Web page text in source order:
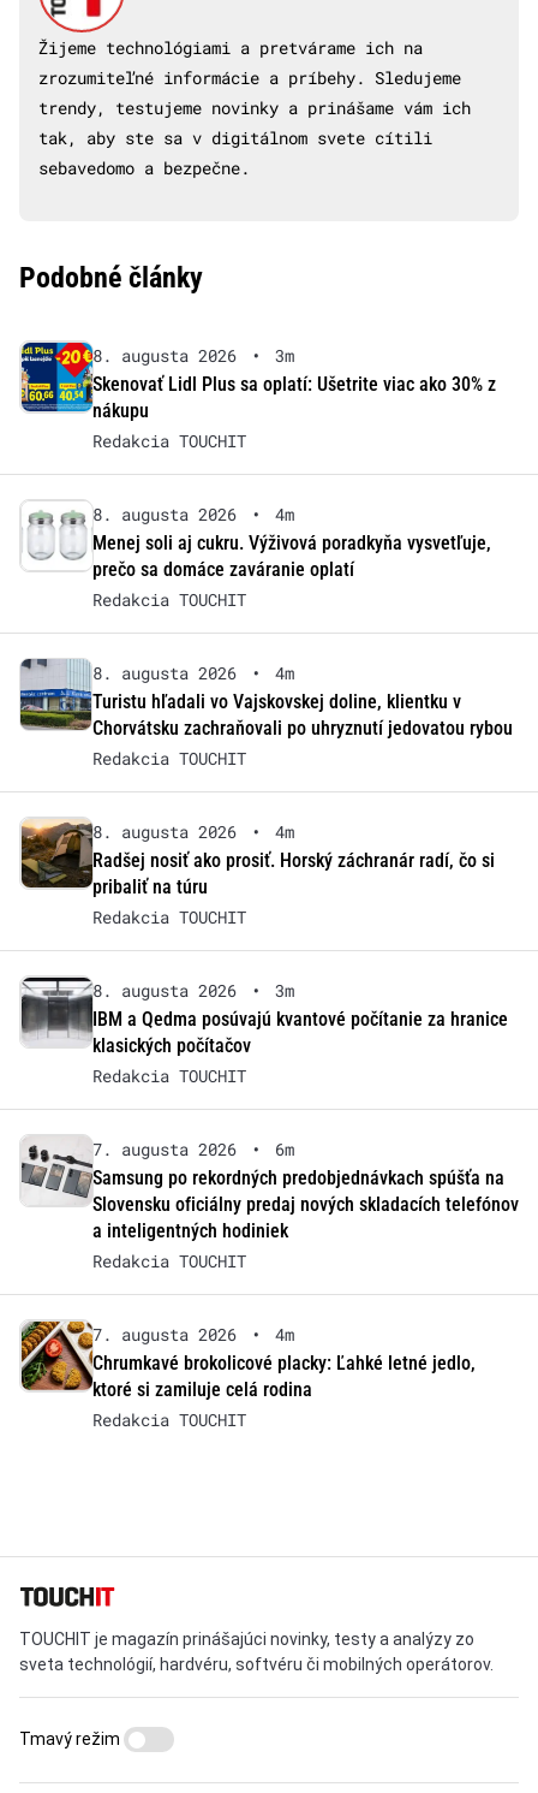
Žijeme technológiami a pretvárame ich na
zrozumiteľné informácie a príbehy. Sledujeme
trendy, testujeme novinky a prinášame vám ich
tak, aby ste sa v digitálnom svete cítili
sebavedomo a bezpečne.
Podobné články
8. augusta 2026 •
3m
Skenovať Lidl Plus sa oplatí: Ušetrite viac ako 30% z
nákupu
Redakcia TOUCHIT
8. augusta 2026 •
4m
Menej soli aj cukru. Výživová poradkyňa vysvetľuje,
prečo sa domáce zaváranie oplatí
Redakcia TOUCHIT
8. augusta 2026 •
4m
Turistu hľadali vo Vajskovskej doline, klientku v
Chorvátsku zachraňovali po uhryznutí jedovatou rybou
Redakcia TOUCHIT
8. augusta 2026 •
4m
Radšej nosiť ako prosiť. Horský záchranár radí, čo si
pribaliť na túru
Redakcia TOUCHIT
8. augusta 2026 •
3m
IBM a Qedma posúvajú kvantové počítanie za hranice
klasických počítačov
Redakcia TOUCHIT
7. augusta 2026 •
6m
Samsung po rekordných predobjednávkach spúšťa na
Slovensku oficiálny predaj nových skladacích telefónov
a inteligentných hodiniek
Redakcia TOUCHIT
7. augusta 2026 •
4m
Chrumkavé brokolicové placky: Ľahké letné jedlo,
ktoré si zamiluje celá rodina
Redakcia TOUCHIT
TOUCHIT je magazín prinášajúci novinky, testy a analýzy zo
sveta technológií, hardvéru, softvéru či mobilných operátorov.
Tmavý režim